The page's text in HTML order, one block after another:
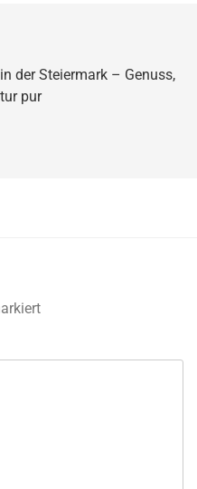
der Steiermark – Genuss,
pur